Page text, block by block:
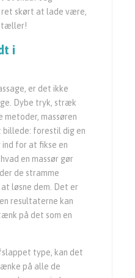
skørt at lade være,
tæller!
i
er det ikke
Dybe tryk, stræk
massøren
billede: forestil dig en
ind for at fikse en
en massør gør
de stramme
løsne dem. Det er
resultaterne kan
på det som en
type, kan det
på alle de